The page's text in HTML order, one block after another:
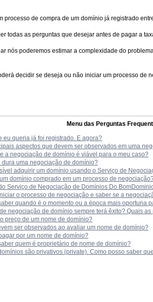
processo de compra de um domínio já registrado
todas as perguntas que desejar antes de pagar a
nós poderemos estimar a complexidade do
decidir se deseja ou não iniciar um processo de
Menu das Perguntas
eu queria já foi registrado. E agora?
aspectos que devem ser observados em uma
a negociação de domínio é viável para o meu caso?
dura uma negociação de domínio?
adquirir um domínio usando o Serviço de
domínio comprado em um processo de
Serviço de Negociação de Domínios Do
o processo de negociação e saber se a
quando é o momento ou a época mais oportuna
negociação de domínio sempre terá êxito? Quais
preço de um nome de domínio?
ser observados ao avaliar um nome de domínio?
por um nome de domínio?
quem é proprietário de nome de domínio?
são privativos (private). Como posso saber